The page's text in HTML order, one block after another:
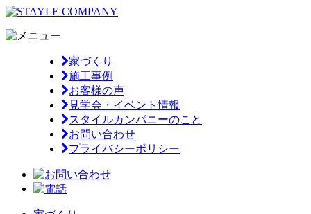
家づくり
施工事例
お客様の声
見学会・イベント情報
スタイルカンパニーのこと
お問い合わせ
プライバシーポリシー